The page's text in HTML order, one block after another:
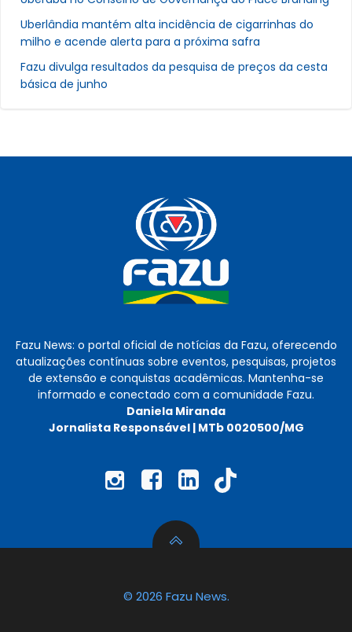
Uberlândia mantém alta incidência de cigarrinhas do
milho e acende alerta para a próxima safra
Fazu divulga resultados da pesquisa de preços da cesta
básica de junho
Fazu News: o portal oficial de notícias da Fazu, oferecendo
atualizações contínuas sobre eventos, pesquisas, projetos
de extensão e conquistas acadêmicas. Mantenha-se
informado e conectado com a comunidade Fazu.
Daniela Miranda
Jornalista Responsável | MTb 0020500/MG
© 2026 Fazu News.